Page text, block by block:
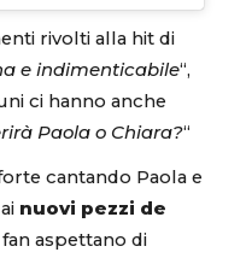
rivolti alla hit di
e indimenticabile“,
ci hanno anche
Paola o Chiara?“
cantando Paola e
nuovi pezzi de
fan aspettano di